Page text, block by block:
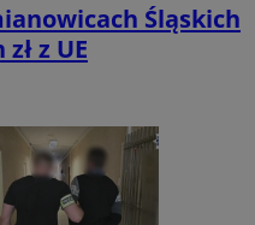
Śląskich
z UE